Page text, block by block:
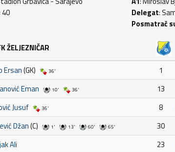
40
Delegat:
Posmatrač
ŽELJEZNIČAR
Ersan(GK) 36'
Eman 10' 36'
Jusuf 36'
Džan(C) 1' 13' 60' 65'
Ali
1
13
8
30
23